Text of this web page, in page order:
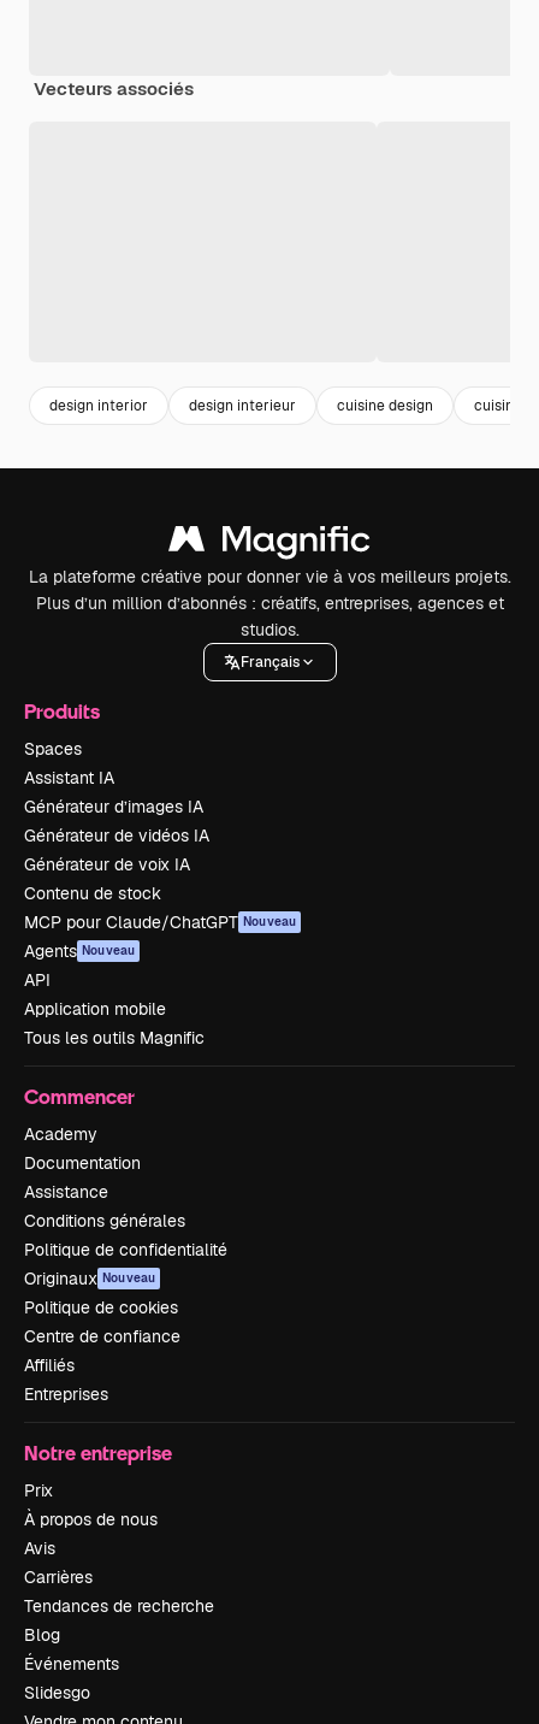
Vecteurs associés
design interior design interieur cuisine design cuisine
La plateforme créative pour donner vie à vos meilleurs projets.
Plus d’un million d’abonnés : créatifs, entreprises, agences et
studios.
Français
Produits
Spaces
Assistant IA
Générateur d’images IA
Générateur de vidéos IA
Générateur de voix IA
Contenu de stock
MCP pour Claude/ChatGPT Nouveau
Agents Nouveau
API
Application mobile
Tous les outils Magnific
Commencer
Academy
Documentation
Assistance
Conditions générales
Politique de confidentialité
Originaux Nouveau
Politique de cookies
Centre de confiance
Affiliés
Entreprises
Notre entreprise
Prix
À propos de nous
Avis
Carrières
Tendances de recherche
Blog
Événements
Slidesgo